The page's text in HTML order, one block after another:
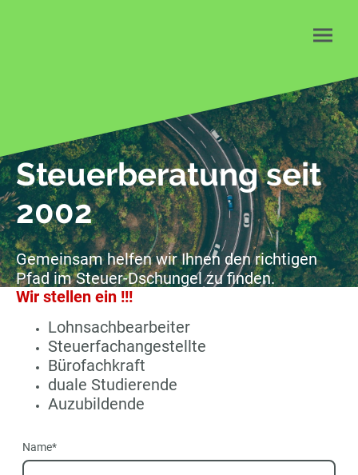
Steuerberatung seit
2002
Gemeinsam helfen wir Ihnen den richtigen
Pfad im Steuer-Dschungel zu finden.
Wir stellen ein !!!
Lohnsachbearbeiter
Steuerfachangestellte
Bürofachkraft
duale Studierende
Auzubildende
Name*